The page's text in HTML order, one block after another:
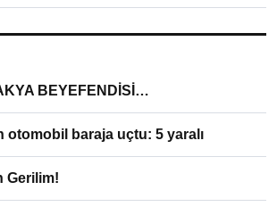
BEYEFENDİSİ…
otomobil baraja uçtu: 5 yaralı
Gerilim!